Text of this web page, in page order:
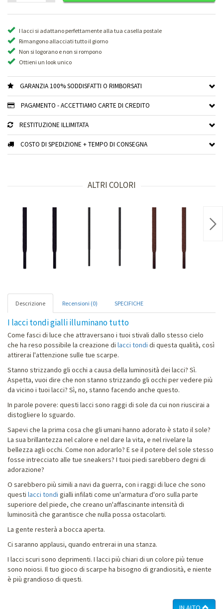
I lacci si adattano perfettamente alla tua casella postale
Rimangono allacciati tutto il giorno
Non si logorano e non si rompono
Ottieni un look unico
GARANZIA 100% SODDISFATTI O RIMBORSATI
PAGAMENTO - ACCETTIAMO CARTE DI CREDITO
RESTITUZIONE ILLIMITATA
COSTO DI SPEDIZIONE + TEMPO DI CONSEGNA
ALTRI COLORI
Descrizione Recensioni (0) SPECIFICHE
I lacci tondi gialli illuminano tutto
Come fasci di luce che attraversano i tuoi stivali dallo stesso cielo
che ha reso possibile la creazione di lacci tondi di questa qualità, così
attirerai l'attenzione sulle tue scarpe.
Stanno strizzando gli occhi a causa della luminosità dei lacci? Sì.
Aspetta, vuoi dire che non stanno strizzando gli occhi per vedere più
da vicino i tuoi lacci? Sì, no, stanno facendo anche questo.
In parole povere: questi lacci sono raggi di sole da cui non riuscirai a
distogliere lo sguardo.
Sapevi che la prima cosa che gli umani hanno adorato è stato il sole?
La sua brillantezza nel calore e nel dare la vita, e nel rivelare la
bellezza agli occhi. Come non adorarlo? E se il potere del sole stesso
fosse intrecciato alle tue sneakers? I tuoi piedi sarebbero degni di
adorazione?
O sarebbero più simili a navi da guerra, con i raggi di luce che sono
questi lacci tondi gialli infilati come un'armatura d'oro sulla parte
superiore del piede, che creano un'affascinante intensità di
luminosità che garantisce che nulla possa ostacolarti.
La gente resterà a bocca aperta.
Ci saranno applausi, quando entrerai in una stanza.
I lacci scuri sono deprimenti. I lacci più chiari di un colore più tenue
sono noiosi. Il tuo gioco di scarpe ha bisogno di grandiosità, e niente
è più grandioso di questi.